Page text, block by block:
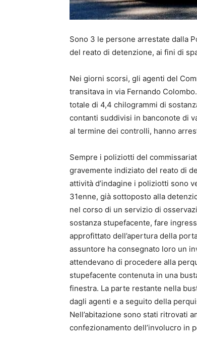
Sono 3 le persone arrestate dalla
del reato di detenzione, ai fini di
Nei giorni scorsi, gli agenti del
transitava in via Fernando
totale di 4,4 chilogrammi di
contanti suddivisi in banconote di
al termine dei controlli, hanno
Sempre i poliziotti del
gravemente indiziato del reato di
attività d’indagine i poliziotti sono
31enne, già sottoposto alla
nel corso di un servizio di
sostanza stupefacente, fare
approfittato dell’apertura della
assuntore ha consegnato loro un
attendevano di procedere alla
stupefacente contenuta in una
finestra. La parte restante nella
dagli agenti e a seguito della
Nell’abitazione sono stati ritrovati
confezionamento dell’involucro in